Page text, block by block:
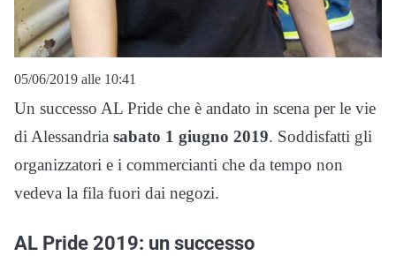
05/06/2019 alle 10:41
Un successo AL Pride che è andato in scena per le vie
di Alessandria sabato 1 giugno 2019. Soddisfatti gli
organizzatori e i commercianti che da tempo non
vedeva la fila fuori dai negozi.
AL Pride 2019: un successo